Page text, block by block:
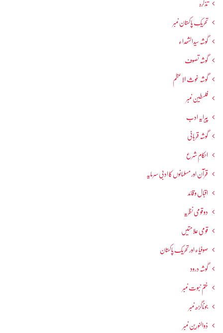
تذکرہ
تحریکِ پاکستان نمبر
گوشہ سیدالشھداء
گوشہ تصوف
گوشہ غوث الاعظم
فلسطین نمبر
پیرایہ ادب
گوشہ قربانی
احکامِ شرع
قرآن اور مسلمانوں کا ادبی سرمایہ
اقبال و قائد
دو قومی نظریہ
قومی علامتیں
صوفیاء اور تحریک ِپاکستان
گوشہ درود
ختم نبوت نمبر
جوناگڑھ نمبر
ذوالنورین نمبر